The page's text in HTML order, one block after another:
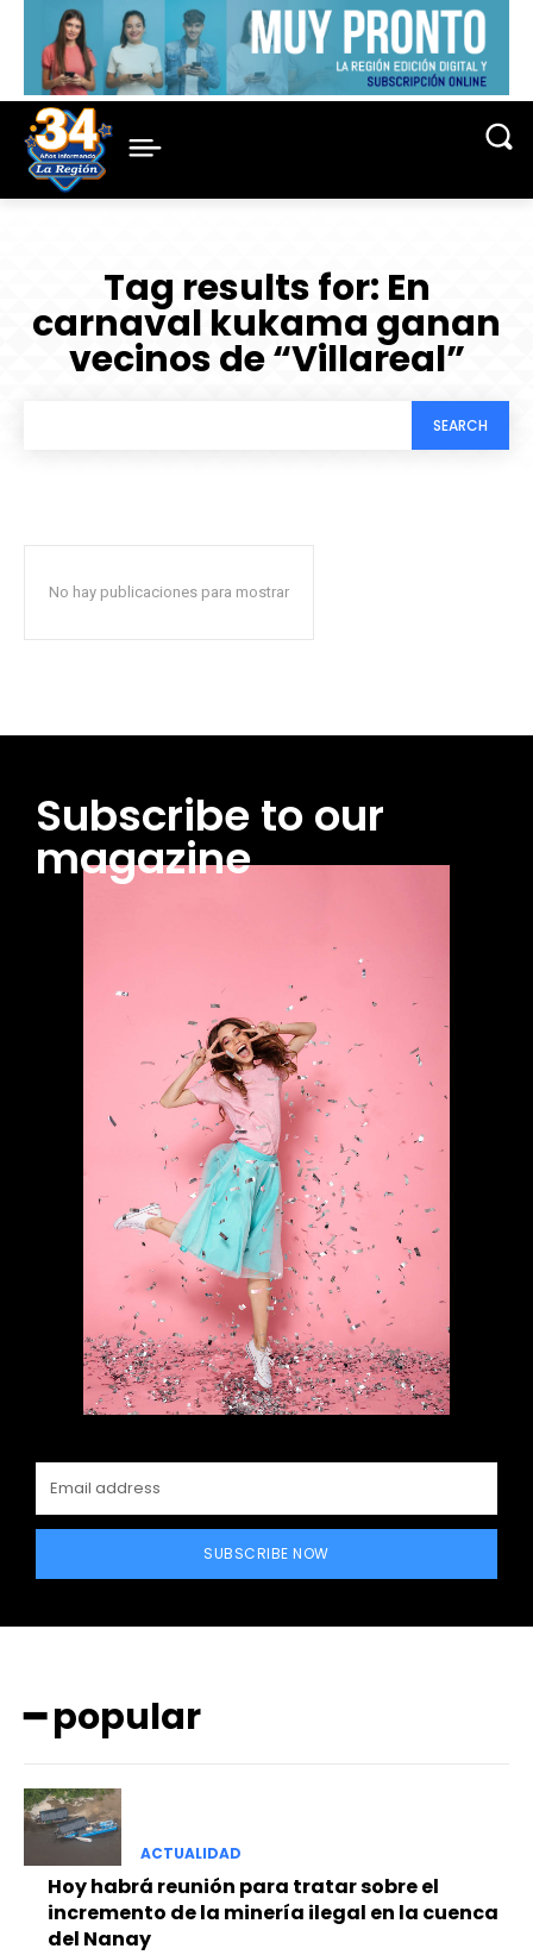
━ Planes
Tag results for: En
carnaval kukama ganan
vecinos de “Villareal”
SEARCH
No hay publicaciones para mostrar
Subscribe to our
magazine
SUBSCRIBE NOW
━ popular
ACTUALIDAD
Hoy habrá reunión para tratar sobre el
incremento de la minería ilegal en la cuenca
del Nanay